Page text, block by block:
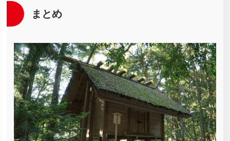
まとめ